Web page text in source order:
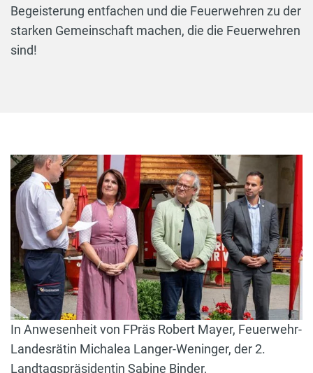
Begeisterung entfachen und die Feuerwehren zu der
starken Gemeinschaft machen, die die Feuerwehren
sind!
In Anwesenheit von FPräs Robert Mayer, Feuerwehr-
Landesrätin Michalea Langer-Weninger, der 2.
Landtagspräsidentin Sabine Binder,